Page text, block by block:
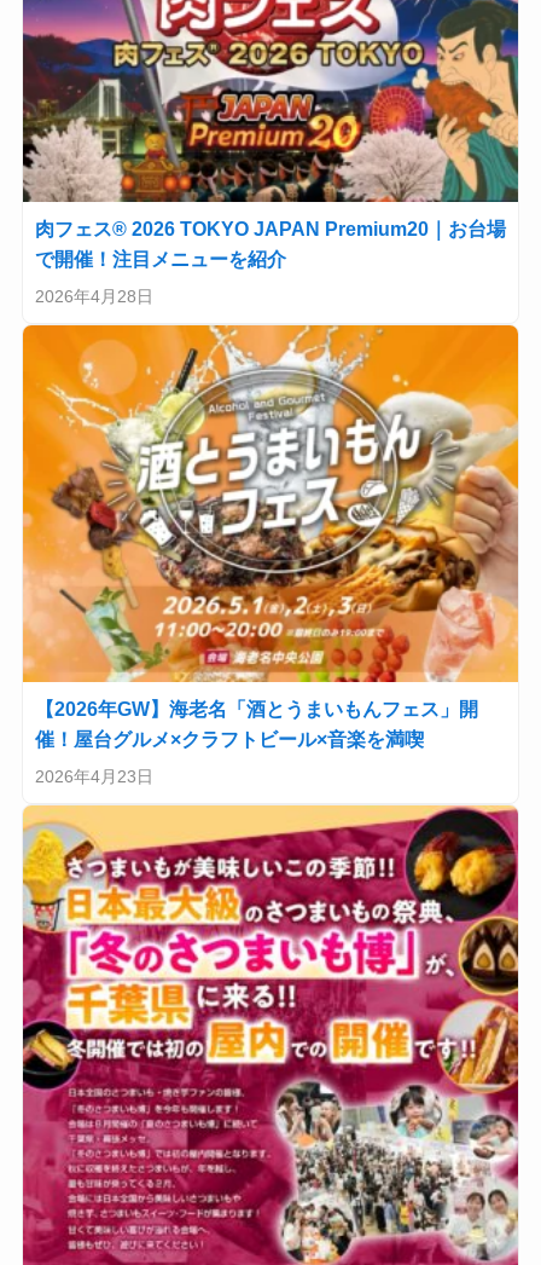
肉フェス® 2026 TOKYO JAPAN Premium20｜お台場
で開催！注目メニューを紹介
2026年4月28日
【2026年GW】海老名「酒とうまいもんフェス」開
催！屋台グルメ×クラフトビール×音楽を満喫
2026年4月23日